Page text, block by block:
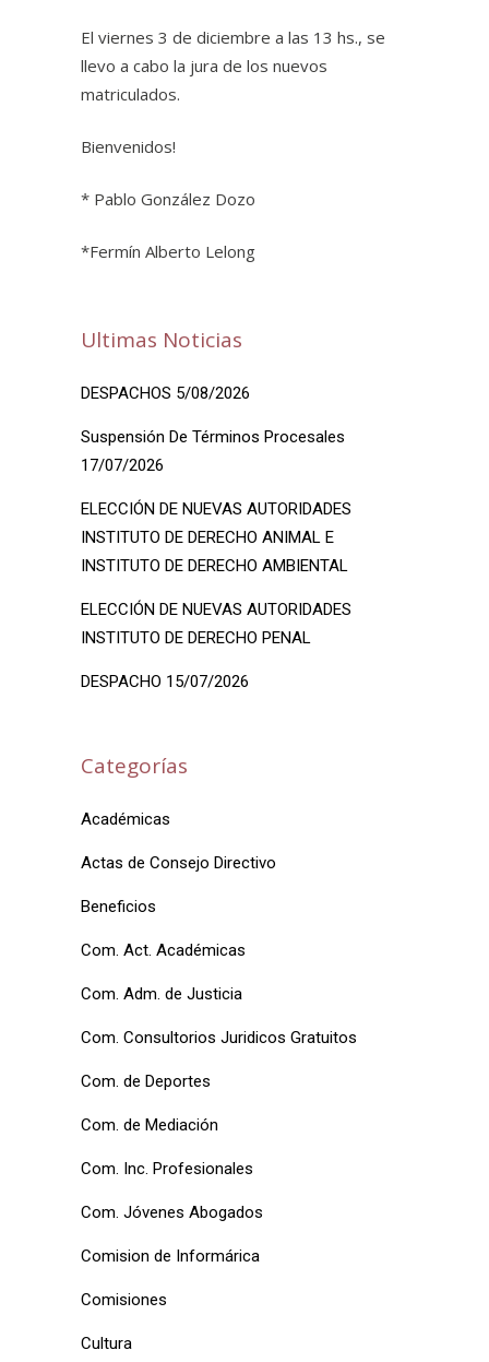
El viernes 3 de diciembre a las 13 hs., se
llevo a cabo la jura de los nuevos
matriculados.
Bienvenidos!
* Pablo González Dozo
*Fermín Alberto Lelong
Ultimas Noticias
DESPACHOS 5/08/2026
Suspensión De Términos Procesales
17/07/2026
ELECCIÓN DE NUEVAS AUTORIDADES
INSTITUTO DE DERECHO ANIMAL E
INSTITUTO DE DERECHO AMBIENTAL
ELECCIÓN DE NUEVAS AUTORIDADES
INSTITUTO DE DERECHO PENAL
DESPACHO 15/07/2026
Categorías
Académicas
Actas de Consejo Directivo
Beneficios
Com. Act. Académicas
Com. Adm. de Justicia
Com. Consultorios Juridicos Gratuitos
Com. de Deportes
Com. de Mediación
Com. Inc. Profesionales
Com. Jóvenes Abogados
Comision de Informárica
Comisiones
Cultura